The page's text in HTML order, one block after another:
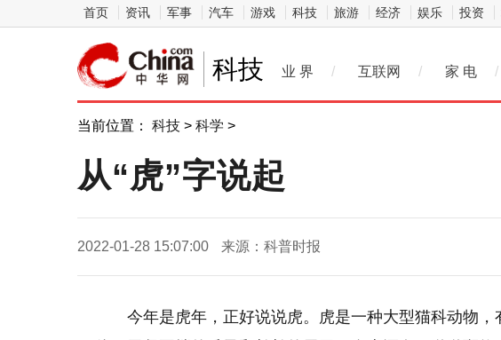
首页 资讯 军事 汽车 游戏 科技 旅游 经济 娱乐 投资
科技 业 界 / 互联网 / 家 电 /
当前位置： 科技 > 科学 >
从“虎”字说起
2022-01-28 15:07:00 来源：科普时报
今年是虎年，正好说说虎。虎是一种大型猫科动物